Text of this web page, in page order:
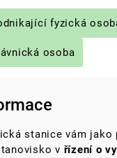
fyzická
osoba
stanice vám jako
v řízení o